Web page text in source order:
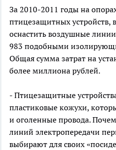
За 2010-2011 годы на
птицезащитных устройств,
оснастить воздушные
983 подобными
Общая сумма затрат на
более миллиона рублей.
- Птицезащитные
пластиковые кожухи,
и оголенные провода.
линий электропередачи
выбирают для своих